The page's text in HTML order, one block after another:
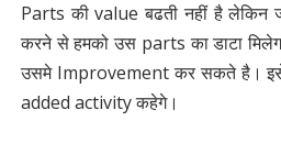
Parts की value बढती नहीं है लेकिन
करने से हमको उस parts का डाटा
उसमे Improvement कर सकते है।
added activity कहेगे।